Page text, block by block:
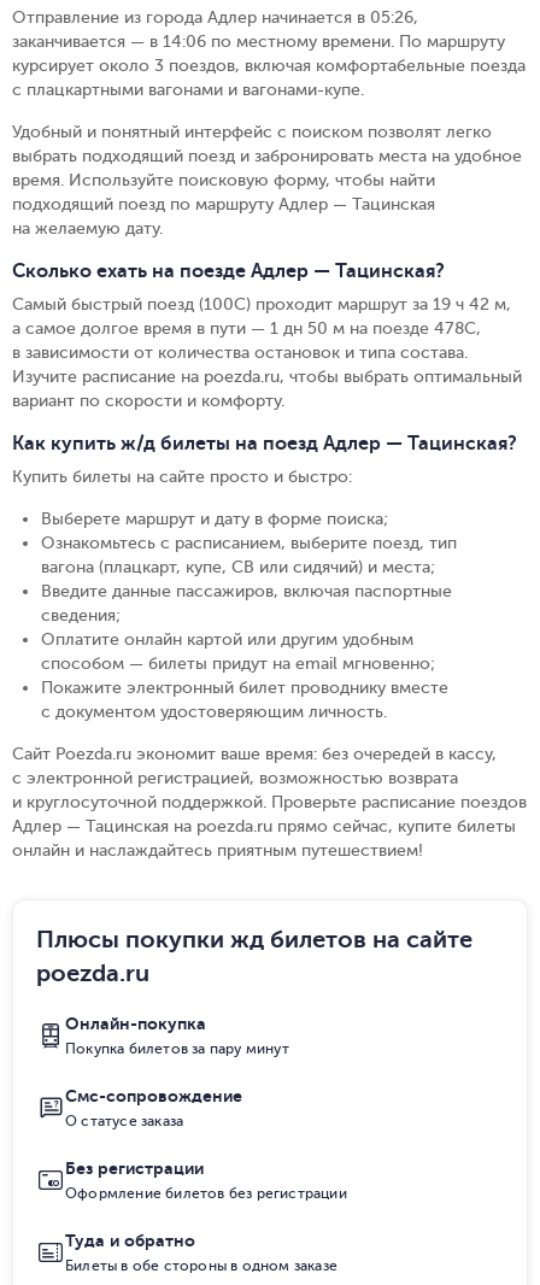
Отправление из города Адлер начинается в 05:26,
заканчивается — в 14:06 по местному времени. По маршруту
курсирует около 3 поездов, включая комфортабельные поезда
с плацкартными вагонами и вагонами-купе.
Удобный и понятный интерфейс с поиском позволят легко
выбрать подходящий поезд и забронировать места на удобное
время. Используйте поисковую форму, чтобы найти
подходящий поезд по маршруту Адлер — Тацинская
на желаемую дату.
Сколько ехать на поезде Адлер — Тацинская?
Самый быстрый поезд (100С) проходит маршрут за 19 ч 42 м,
а самое долгое время в пути — 1 дн 50 м на поезде 478С,
в зависимости от количества остановок и типа состава.
Изучите расписание на poezda.ru, чтобы выбрать оптимальный
вариант по скорости и комфорту.
Как купить ж/д билеты на поезд Адлер — Тацинская?
Купить билеты на сайте просто и быстро:
Выберете маршрут и дату в форме поиска;
Ознакомьтесь с расписанием, выберите поезд, тип
вагона (плацкарт, купе, СВ или сидячий) и места;
Введите данные пассажиров, включая паспортные
сведения;
Оплатите онлайн картой или другим удобным
способом — билеты придут на email мгновенно;
Покажите электронный билет проводнику вместе
с документом удостоверяющим личность.
Сайт Poezda.ru экономит ваше время: без очередей в кассу,
с электронной регистрацией, возможностью возврата
и круглосуточной поддержкой. Проверьте расписание поездов
Адлер — Тацинская на poezda.ru прямо сейчас, купите билеты
онлайн и наслаждайтесь приятным путешествием!
Плюсы покупки жд билетов на сайте
poezda.ru
Онлайн-покупка
Покупка билетов за пару минут
Смс-сопровождение
О статусе заказа
Без регистрации
Оформление билетов без регистрации
Туда и обратно
Билеты в обе стороны в одном заказе